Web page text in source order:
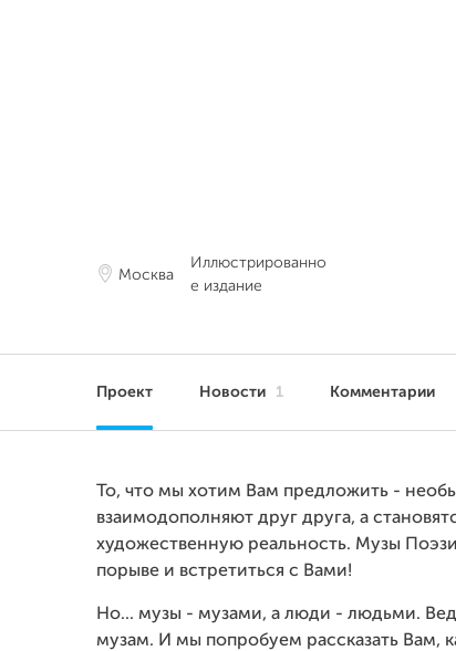
Москва
Иллюстрированно
е издание
Проект Новости 1 Комментарии
То, что мы хотим Вам предложить -
взаимодополняют друг друга, а
художественную реальность. Музы
порыве и встретиться с Вами!
Но... музы - музами, а люди - людьми.
музам. И мы попробуем рассказать Вам,